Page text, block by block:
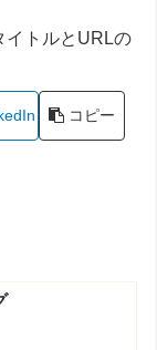
イトルとURLの
コピー